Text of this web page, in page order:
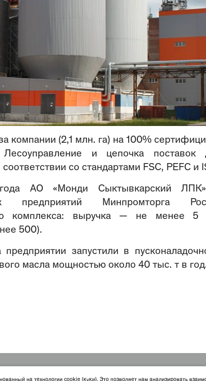
компании (2,1 млн. га) на 100%
Лесоуправление и цепочка поставок
со стандартами FSC, PEFC и
АО «Монди Сыктывкарский
предприятий Минпромторга
комплекса: выручка — не менее 5
500).
запустили в
масла мощностью около 40 тыс. т в
Политика конфиденциальности О
на технологии cookie (куки). Это позволяет нам анализировать